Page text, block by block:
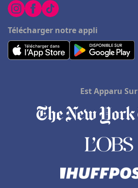
Hôtels à Amneville
Hôtels à Maussane les Alpilles
Hôtels à Meschers-sur-Gironde
Hôtels à Hammamet
Télécharger notre appli
Est Apparu Sur